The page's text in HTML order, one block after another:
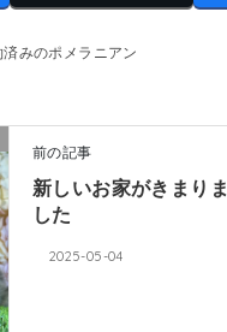
済みのポメラニアン
前の記事
新しいお家がきまりま
した
2025-05-04